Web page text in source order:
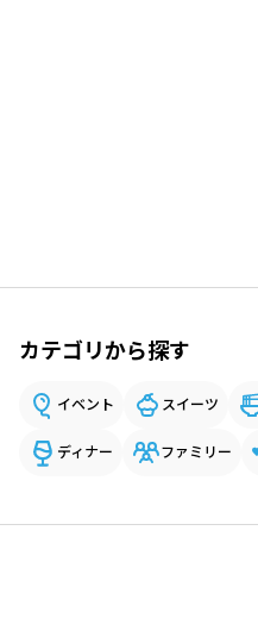
カテゴリから探す
イベント スイーツ
ディナー ファミリー